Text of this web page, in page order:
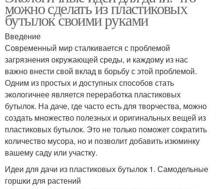
можно сделать из пластиковых
бутылок своими руками
Введение
Современный мир сталкивается с проблемой
загрязнения окружающей среды, и каждому из нас
важно внести свой вклад в борьбу с этой проблемой.
Одним из простых и доступных способов стать
экологичнее является переработка пластиковых
бутылок. На даче, где часто есть для творчества, можно
создать множество полезных и оригинальных вещей из
пластиковых бутылок. Это не только поможет сократить
количество мусора, но и позволит добавить изюминку
вашему саду или участку.
Идеи для дачи из пластиковых бутылок 1. Самодельные
горшки для растений